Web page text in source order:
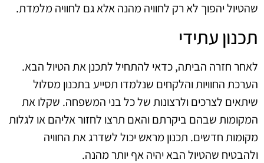
שהטיול יהפוך לא רק לחוויה מהנה אלא גם לחוויה מלמדת.
תכנון עתידי
לאחר חזרה הביתה, כדאי להתחיל לתכנן את הטיול הבא.
הערכת החוויות והלקחים שנלמדו תסייע בתכנון מסלול
שיתאים לצרכים ולרצונות של כל בני המשפחה. שקלו את
המקומות שבהם ביקרתם והאם תרצו לחזור אליהם או לגלות
מקומות חדשים. תכנון מראש יכול לשדרג את החוויה
ולהבטיח שהטיול הבא יהיה אף יותר מהנה.